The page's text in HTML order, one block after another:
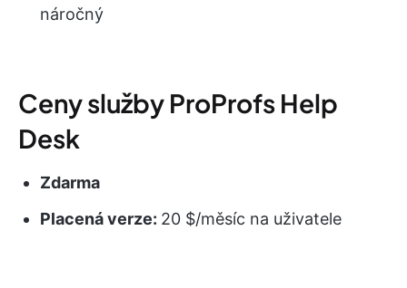
náročný
Ceny služby ProProfs Help
Desk
Zdarma
Placená verze: 20 $/měsíc na uživatele